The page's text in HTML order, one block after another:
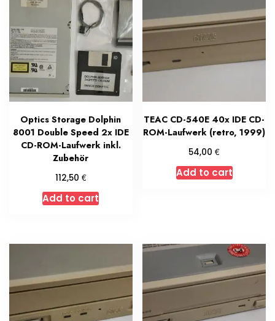
Optics Storage Dolphin
8001 Double Speed 2x IDE
CD-ROM-Laufwerk inkl.
Zubehör
112,50 €
Add to cart
TEAC CD-540E 40x IDE CD-
ROM-Laufwerk (retro, 1999)
54,00€
Add to cart